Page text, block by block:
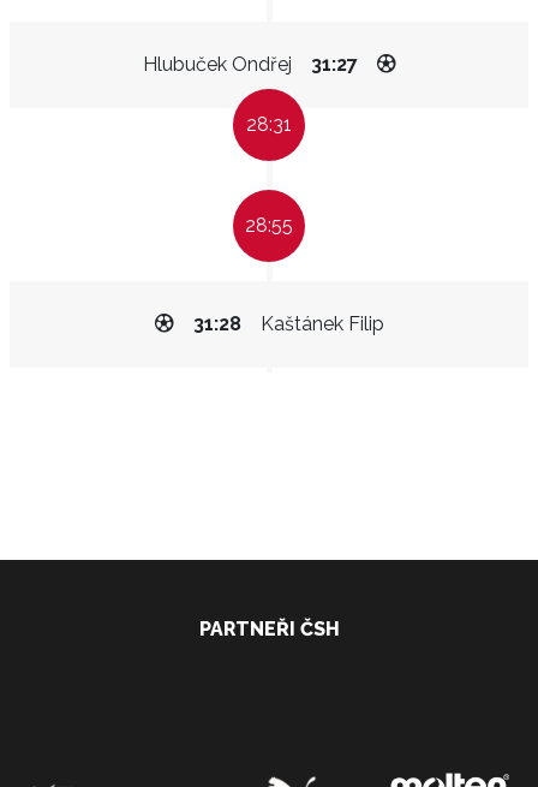
Hlubuček Ondřej 31:27
28:31
28:55
Kaštánek Filip
31:28
PARTNEŘI ČSH